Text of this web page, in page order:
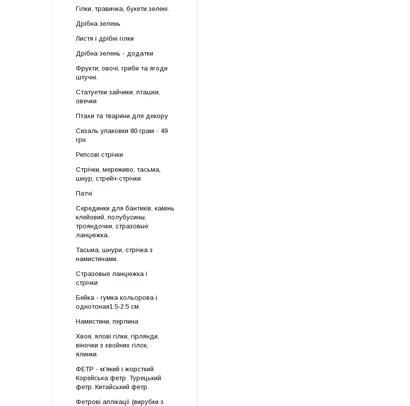
Гілки, травичка, букети зелені.
Дрібна зелень
Листя і дрібні гілки
Дрібна зелень - додатки
Фрукти, овочі, гриби та ягоди
штучні.
Статуетки зайчики, пташки,
овечки
Птахи та тварини для декору
Сизаль упаковки 80 грам - 49
грн
Репсові стрічки
Стрічки, мереживо, тасьма,
шнур, стрейч-стрічки
Патчі
Серединки для бантиків, камінь
клейовий, полубусины,
трояндочки, стразовые
ланцюжка.
Тасьма, шнури, стрічка з
намистинами.
Стразовые ланцюжка і
стрічки
Бейка - гумка кольорова і
однотоная1.5-2.5 см
Намистини, перлина
Хвоя, ялові гілки, гірлянди,
віночки з хвойних гілок,
ялинки.
ФЕТР - м'який і жорсткий.
Корейська фетр. Турецький
фетр. Китайський фетр.
Фетрові аплікації (вирубки з